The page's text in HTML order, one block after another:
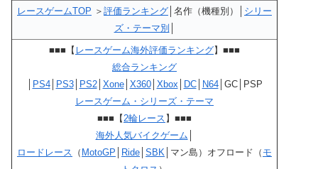
レースゲームTOP ＞ 評価ランキング │名作（機種別）│ シリー
ズ・テーマ別
■■■【 レースゲーム海外評価ランキング】■■■
総合ランキング
PS4│ PS3│ PS2│ Xone│ X360│ Xbox DC│ N64│GC│PSP
レースゲーム・シリーズ・テーマ
■■■【2輪レース 】■■■
海外人気バイクゲーム
ロードレース
（ MotoGP Ride SBK │マン島）オフロード（ モ